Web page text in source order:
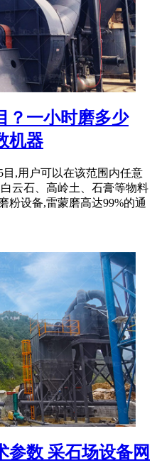
？一小时磨多少
机器
目,用户可以在该范围内任意
云石、高岭土、石膏等物料
粉设备,雷蒙磨高达99%的通
参数 采石场设备网